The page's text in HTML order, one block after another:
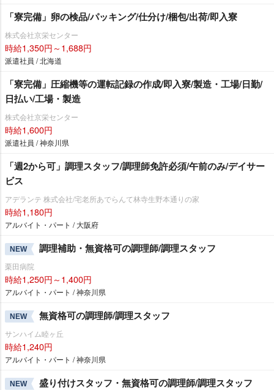
「寮完備」卵の検品/パッキング/仕分け/梱包/出荷/即入寮
株式会社京栄センター
時給1,350円～1,688円
派遣社員 / 北海道
「寮完備」圧縮機等の運転記録の作成/即入寮/製造・工場/日勤/
日払い/工場・製造
株式会社京栄センター
時給1,600円
派遣社員 / 神奈川県
「週2から可」調理スタッフ/調理師免許必須/午前のみ/デイサー
ビス
アデランテ 株式会社/宅老所あでらんて林寺生野本通りの家
時給1,180円
アルバイト・パート / 大阪府
NEW 調理補助・無資格可の調理師/調理スタッフ
栗田病院
時給1,250円～1,400円
アルバイト・パート / 神奈川県
NEW 無資格可の調理師/調理スタッフ
サンハイム睦ヶ丘
時給1,240円
アルバイト・パート / 神奈川県
NEW 盛り付けスタッフ・無資格可の調理師/調理スタッフ